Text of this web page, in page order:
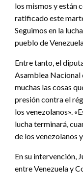
los mismos y están
ratificado este
Seguimos en la
pueblo de
Entre tanto, el
Asamblea Nacional
muchas las cosas
presión contra el
los venezolanos».
lucha terminará,
de los venezolanos
En su intervención,
entre Venezuela y